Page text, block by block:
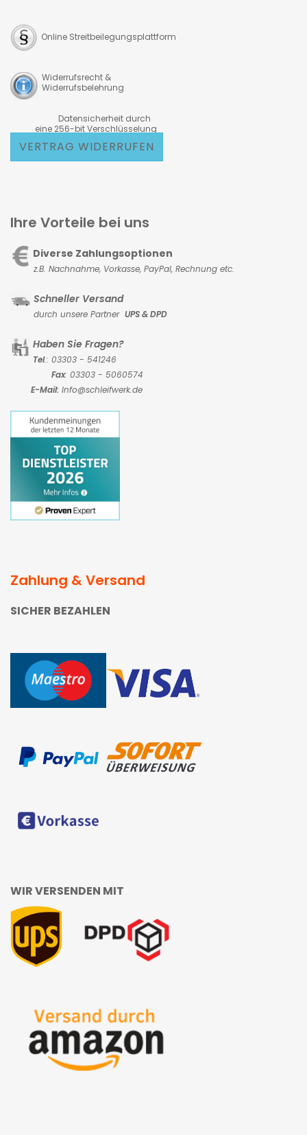
Online Streitbeilegungsplattform
Widerrufsrecht &
Widerrufsbelehrung
Datensicherheit durch
eine 256-bit Verschlüsselung
VERTRAG WIDERRUFEN
Ihre Vorteile bei uns
Diverse Zahlungsoptionen
z.B. Nachnahme, Vorkasse, PayPal, Rechnung etc.
Schneller Versand
durch unsere Partner UPS & DPD
Haben Sie Fragen?
Tel.: 03303 - 541246
Fax: 03303 - 5060574
E-Mail: Info@schleifwerk.de
Zahlung & Versand
SICHER BEZAHLEN
WIR VERSENDEN MIT